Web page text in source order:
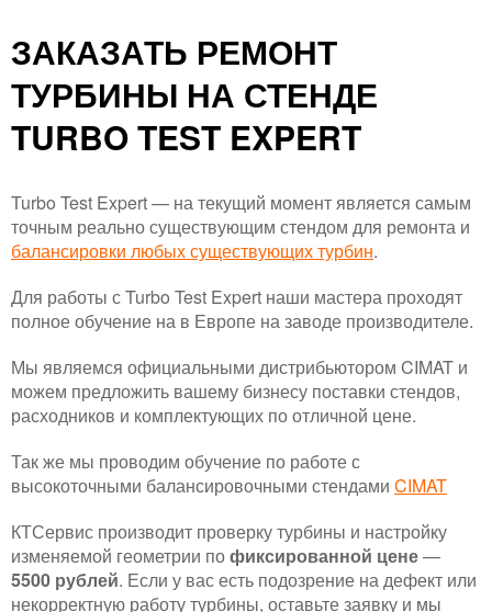
ЗАКАЗАТЬ РЕМОНТ
ТУРБИНЫ НА СТЕНДЕ
TURBO TEST EXPERT
Turbo Test Expert — на текущий момент является самым
точным реально существующим стендом для ремонта и
балансировки любых существующих турбин.
Для работы с Turbo Test Expert наши мастера проходят
полное обучение на в Европе на заводе производителе.
Мы являемся официальными дистрибьютором CIMAT и
можем предложить вашему бизнесу поставки стендов,
расходников и комплектующих по отличной цене.
Так же мы проводим обучение по работе с
высокоточными балансировочными стендами CIMAT
КТСервис производит проверку турбины и настройку
изменяемой геометрии пофиксированной цене—
5500 рублей. Если у вас есть подозрение на дефект или
некорректную работу турбины, оставьте заявку и мы